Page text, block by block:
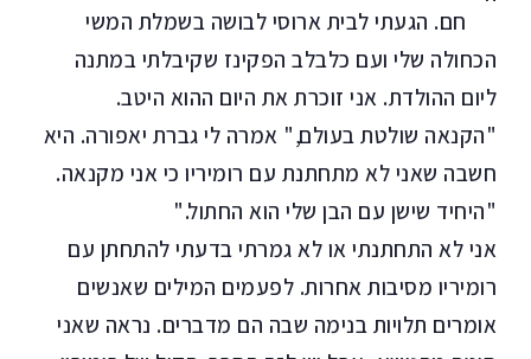
חם. הגעתי לבית ארוסי לבושה בשמלת המשי
הכחולה שלי ועם כלבלב הפקינז שקיבלתי במתנה
ליום ההולדת. אני זוכרת את היום ההוא היטב.
"הקנאה שולטת בעולם," אמרה לי גברת יאפורה. היא
חשבה שאני לא מתחתנת עם רומיריו כי אני מקנאה.
"היחיד שישן עם הבן שלי הוא החתול."
אני לא התחתנתי או לא גמרתי בדעתי להתחתן עם
רומיריו מסיבות אחרות. לפעמים המילים שאנשים
אומרים תלויות בנימה שבה הם מדברים. נראה שאני